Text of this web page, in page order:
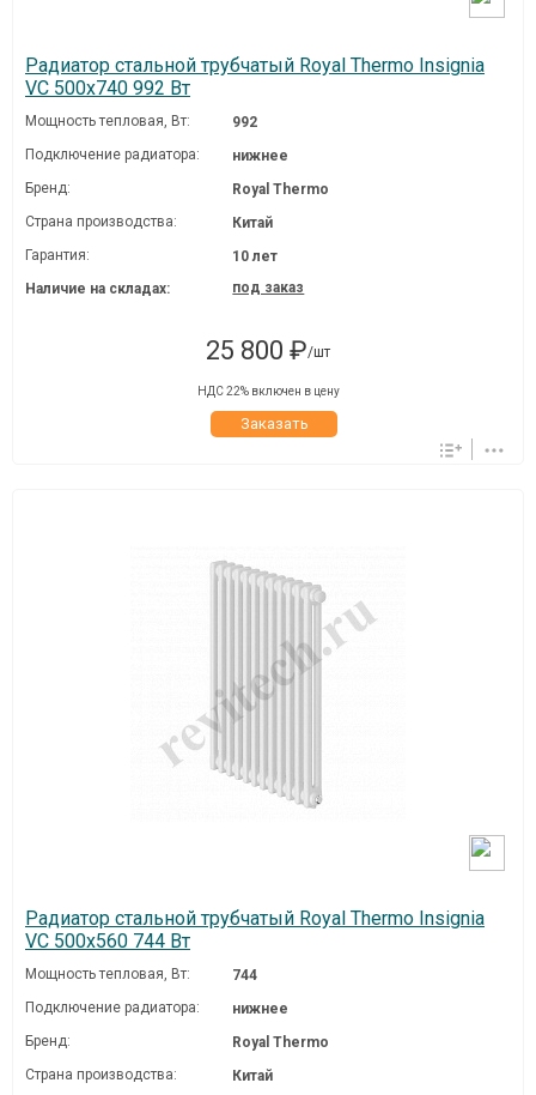
Радиатор стальной трубчатый Royal Thermo Insignia
VC 500x740 992 Вт
Мощность тепловая, Вт:
992
Подключение радиатора:
нижнее
Бренд:
Royal Thermo
Страна производства:
Китай
Гарантия:
10 лет
Наличие на складах:
под заказ
25 800 ₽/шт
НДС 22% включен в цену
Заказать
Радиатор стальной трубчатый Royal Thermo Insignia
VC 500x560 744 Вт
Мощность тепловая, Вт:
744
Подключение радиатора:
нижнее
Бренд:
Royal Thermo
Страна производства:
Китай